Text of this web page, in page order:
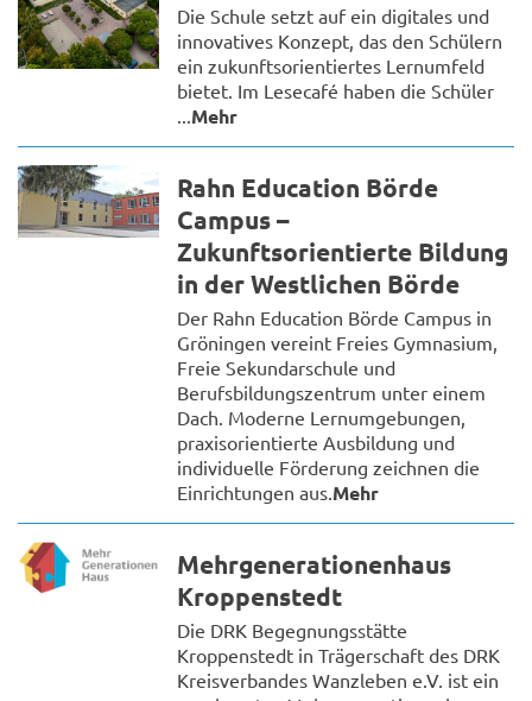
Die Schule setzt auf ein digitales und
innovatives Konzept, das den Schülern
ein zukunftsorientiertes Lernumfeld
bietet. Im Lesecafé haben die Schüler
Mehr
Rahn Education Börde
Campus –
Zukunftsorientierte Bildung
in der Westlichen Börde
Der Rahn Education Börde Campus in
Gröningen vereint Freies Gymnasium,
Freie Sekundarschule und
Berufsbildungszentrum unter einem
Dach. Moderne Lernumgebungen,
praxisorientierte Ausbildung und
individuelle Förderung zeichnen die
Einrichtungen aus. Mehr
Mehrgenerationenhaus
Kroppenstedt
Die DRK Begegnungsstätte
Kroppenstedt in Trägerschaft des DRK
Kreisverbandes Wanzleben e.V. ist ein